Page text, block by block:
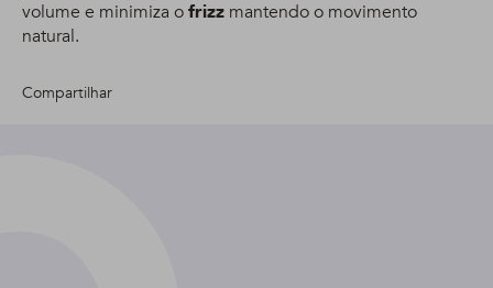
volume e minimiza ofrizz mantendo o movimento
natural.
Compartilhar